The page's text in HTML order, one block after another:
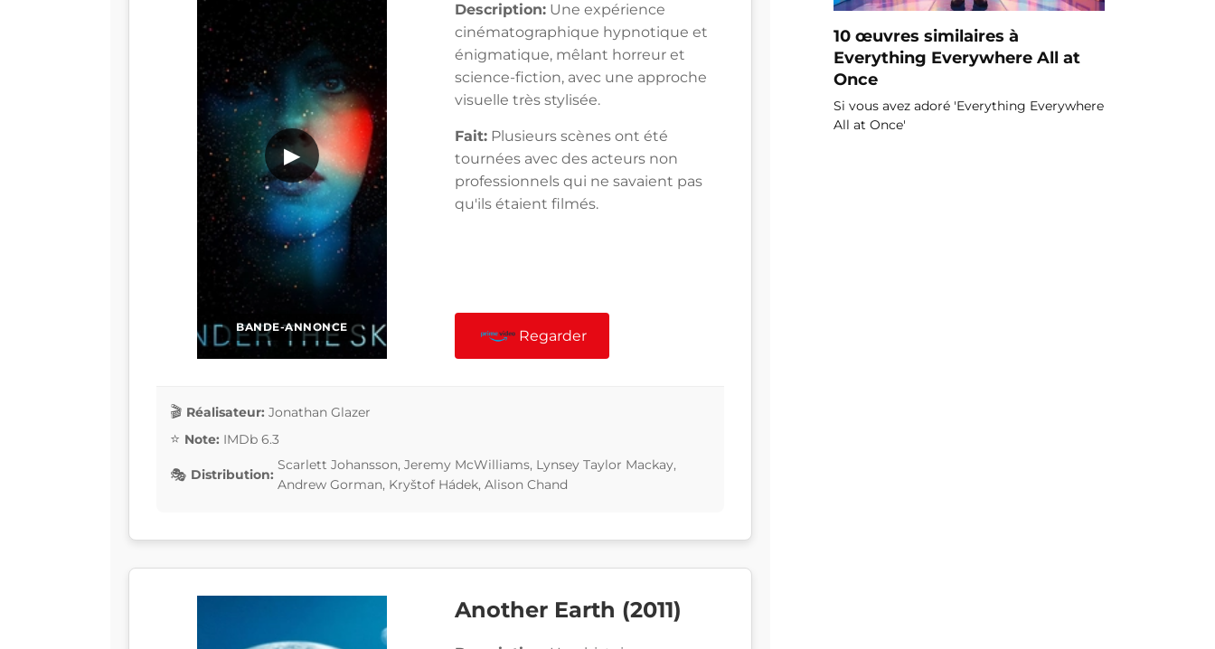
BANDE-ANNONCE
▶
Description: Une expérience
cinématographique hypnotique et
énigmatique, mêlant horreur et
science-fiction, avec une approche
visuelle très stylisée.
Fait: Plusieurs scènes ont été
tournées avec des acteurs non
professionnels qui ne savaient pas
qu'ils étaient filmés.
Regarder
Réalisateur: Jonathan Glazer
Note: IMDb 6.3
Distribution:
Scarlett Johansson, Jeremy McWilliams, Lynsey Taylor Mackay,
Andrew Gorman, Kryštof Hádek, Alison Chand
Another Earth (2011)
10 œuvres similaires à
Everything Everywhere All at
Once
Si vous avez adoré 'Everything Everywhere
All at Once'